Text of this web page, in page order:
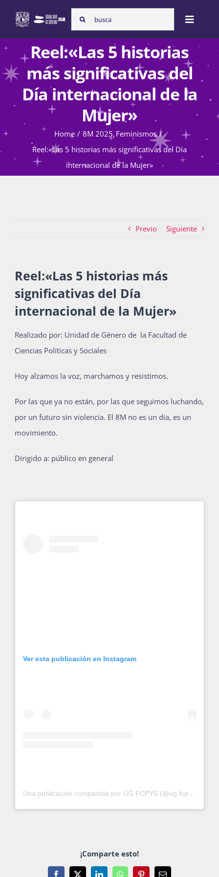
content
Search
for:
Toggle
Inicio
Nosotras
Programas
Atención de la violencia de género
La Boletina
Blog
Recursos
Súmate
Publicaciones
Reel:«Las 5 historias
más significativas del
Día internacional de la
Mujer»
Home 8M 2025 Feminismos
Reel:«Las 5 historias más significativas del Día
internacional de la Mujer»
Previo Siguiente
Reel:«Las 5 historias más
significativas del Día
internacional de la Mujer»
Realizado por: Unidad de Género de la Facultad de
Ciencias Políticas y Sociales
Hoy alzamos la voz, marchamos y resistimos.
Por las que ya no están, por las que seguimos luchando,
por un futuro sin violencia. El 8M no es un día, es un
movimiento.
Dirigido a: público en general
Ver esta publicación en Instagram
Una publicación compartida por UG.FCPYS (@ug.fcpys)
¡Comparte esto!